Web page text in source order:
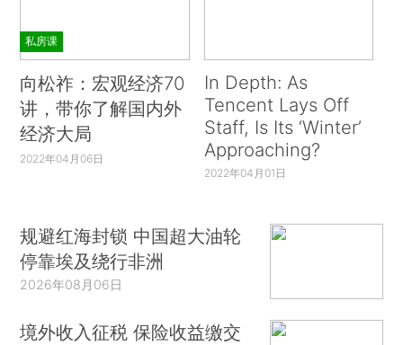
私房课
向松祚：宏观经济70
讲，带你了解国内外
经济大局
2022年04月06日
In Depth: As
Tencent Lays Off
Staff, Is Its ‘Winter’
Approaching?
2022年04月01日
规避红海封锁 中国超大油轮
停靠埃及绕行非洲
2026年08月06日
境外收入征税 保险收益缴交